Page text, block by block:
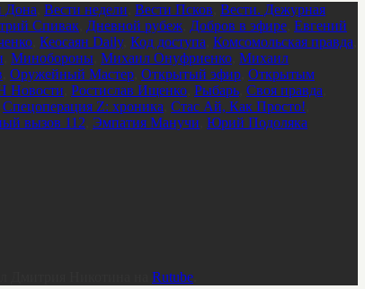
Дона Вести недели Вести Псков Вести. Дежурная
Спивак Дневной рубеж Добров в эфире Евгений
Кеосаян Daily, Код доступа Комсомольская правда
Минобороны Михаил Онуфриенко Михаил
Оружейный Мастер Открытый эфир Открытым
Новости Ростислав Ищенко Рыбарь Своя правда
Спецоперация Z: хроника Стас Ай, Как Просто!
вызов 112 Эмпатия Манучи Юрий Подоляка
Rutube